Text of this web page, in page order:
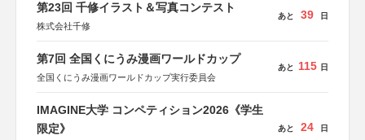
第23回 千修イラスト＆写真コンテスト
株式会社千修
あと 39 日
第7回 全国くにうみ漫画ワールドカップ
全国くにうみ漫画ワールドカップ実行委員会
あと 115 日
IMAGINE大学 コンペティション2026《学生
限定》
あと 24 日